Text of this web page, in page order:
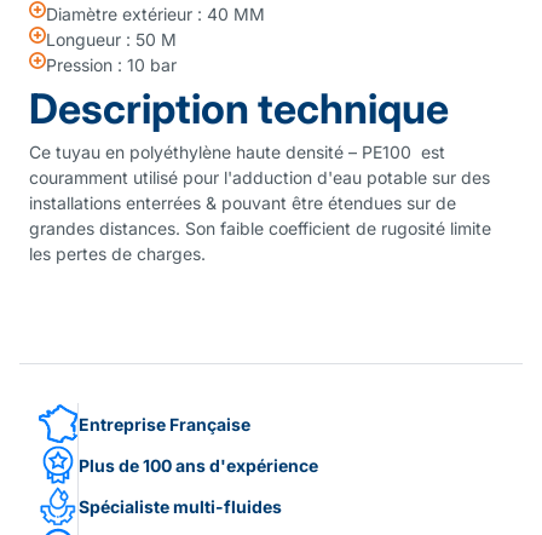
Diamètre extérieur : 40 MM
Longueur : 50 M
Pression : 10 bar
Description technique
Ce tuyau en polyéthylène haute densité – PE100 est
couramment utilisé pour l'adduction d'eau potable sur des
installations enterrées & pouvant être étendues sur de
grandes distances. Son faible coefficient de rugosité limite
les pertes de charges.
Entreprise Française
Plus de 100 ans d'expérience
Spécialiste multi-fluides